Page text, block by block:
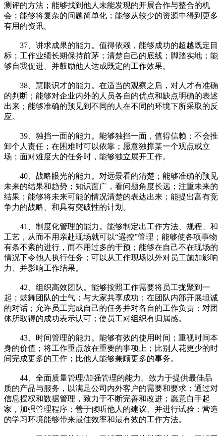
测评的方法；能够找到他人未能发现的开展合作与整合的机
会；能够将复杂的问题简单化；能够从较少的资源中得到更多
有用的资讯。
37、讲求成果的能力。值得依赖，能够成功的超越既定目
标；工作业绩长期保持前茅；清楚自己的底线；脚踏实地；能
够自我促进、并鼓励他人达成既定的工作效果。
38、慧眼识才的能力。在适当的观察之后，对人才有准确
的判断；能够对企业内外的人员各自的优点和缺点明确的表述
出来；能够准确的预见到不同的人在不同的环境下所采取的反
应。
39、独挡一面的能力。能够独挡一面，值得信赖；不会推
卸个人责任；在困难时可以依靠；愿意独撑某一个观点或立
场；面对难度大的任务时，能够独立展开工作。
40、战略眼光的能力。对远景看的清楚；能够准确的预见
未来的结果和趋势；知识面广，看问题角度长远；注重未来的
结果；能够将未来可能的情况清楚的表达出来；能提出富有竞
争力的战略、和具有突破性的计划。
41、制度化管理的能力。能够制定出工作方法、规程、和
工艺，从而不用亲赴现场就可以“遥控”管理；能够使各项事物
有条不紊的进行，而不用过多的干预；能够在自己不在现场的
情况下令他人执行任务；可以从工作现场以外对员工施加影响
力、并影响工作结果。
42、组织高效团队。能够按照工作需要将员工拢聚到一
起；鼓舞团队的士气；与大家共享成功；在团队内部开展坦诚
的对话；允许员工完成自己的任务并对各自的工作负责；对团
体所取得的成功表示认可；使员工对组织有归属感。
43、时间管理的能力。能够有效的使用时间；重视时间本
身的价值；将工作重点放在重要的事项上；比别人花更少的时
间完成更多的工作；比他人能够兼顾更多的事务。
44、全面质量管理/加强管理的能力。致力于提供最佳品
质的产品与服务，以满足公司内外客户的需要和要求；通过对
信息授权和数据管理，致力于不断完善和改进；愿意白手起
家，加强管理程序；善于倾听他人的建议、并进行试验；营造
的学习环境能够带来最佳效率和最有效的工作方法。